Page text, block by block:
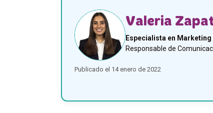
Valeria
Especialista en
Responsable de
Publicado el 14 enero de 2022